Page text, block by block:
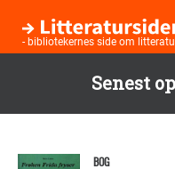
Senest
hovedindhold
- bibliotekernes side om
BOG